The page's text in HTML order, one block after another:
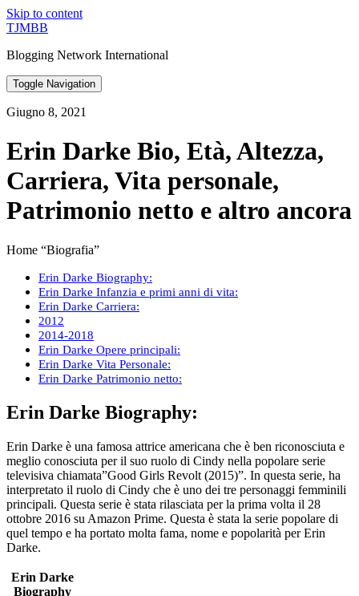
Skip to content
TJMBB
Blogging Network International
Toggle Navigation
Giugno 8, 2021
Erin Darke Bio, Età, Altezza,
Carriera, Vita personale,
Patrimonio netto e altro ancora
Home “Biografia”
Erin Darke Biography:
Erin Darke Infanzia e primi anni di vita:
Erin Darke Carriera:
2012
2014-2018
Erin Darke Opere principali:
Erin Darke Vita Personale:
Erin Darke Patrimonio netto:
Erin Darke Biography:
Erin Darke è una famosa attrice americana che è ben riconosciuta e
meglio conosciuta per il suo ruolo di Cindy nella popolare serie
televisiva chiamata”Good Girls Revolt (2015)”. In questa serie, ha
interpretato il ruolo di Cindy che è uno dei tre personaggi femminili
principali. Questa serie è stata rilasciata per la prima volta il 28
ottobre 2016 su Amazon Prime. Questa è stata la serie popolare di
quel tempo e ha portato molta fama, nome e popolarità per Erin
Darke.
Erin Darke
Biography